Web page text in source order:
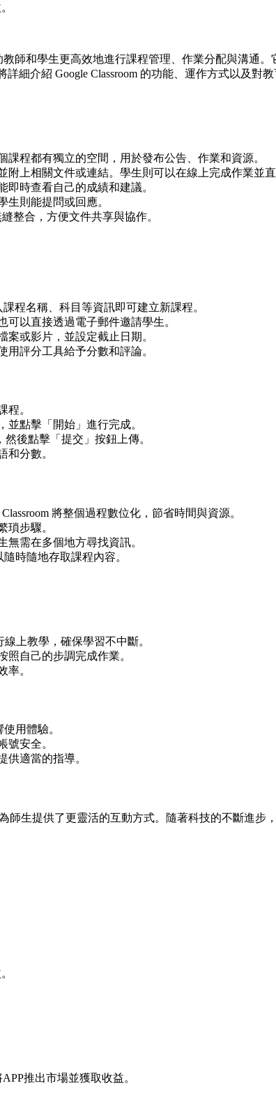
師和學生更高效地進行課程管理、作業分配與溝通。
詳細介紹 Google Classroom 的功能、運作方式以及對
課程都有獨立的空間，用於發布公告、作業和資源。
附上相關文件或連結。學生則可以在線上完成作業並
時查看自己的成績和建議。
生則能提問或回應。
縫整合，方便文件共享與協作。
程名稱、科目等資訊即可建立新課程。
可以直接透過電子郵件邀請學生。
案或影片，並設定截止日期。
用評分工具給予分數和評論。
程。
並點擊「開始」進行完成。
然後點擊「提交」按鈕上傳。
和分數。
將整個過程數位化，節省時間與資源。
瑣步驟。
需在多個地方尋找資訊。
隨時隨地存取課程內容。
線上教學，確保學習不中斷。
照自己的步調完成作業。
率。
用體驗。
號安全。
供適當的指導。
師生提供了更靈活的互動方式。隨著科技的不斷進
推出市場並獲取收益。